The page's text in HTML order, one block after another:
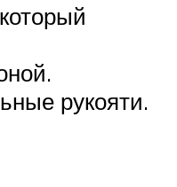
рукояти.